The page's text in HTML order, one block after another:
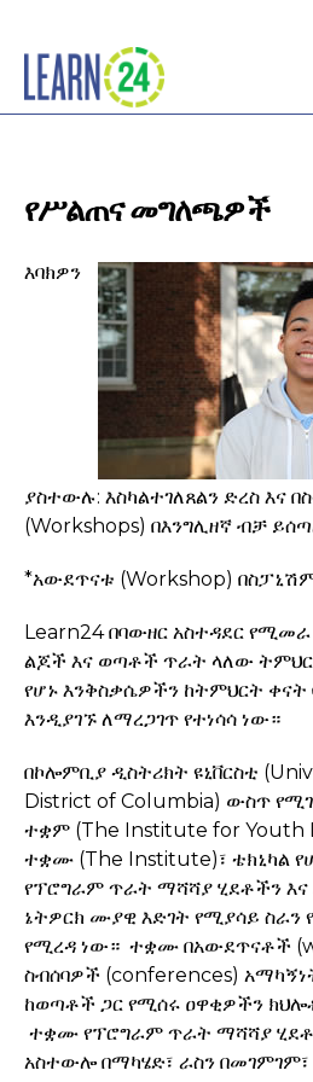
የሥልጠና መግለጫዎች
እባክዎን
ያስተውሉ: እስካልተገለጸልን ድረስ እና
(Workshops) በእንግሊዘኛ ብቻ
*አውደጥናቱ (Workshop)
Learn24 በባውዘር አስተዳደር
ልጆች እና ወጣቶች ጥራት ላለው
የሆኑ እንቅስቃሴዎችን ከትምህርት ቀናት
እንዲያገኙ ለማረጋገጥ የተነሳሳ ነው።
በኮሎምቢያ ዲስትሪክት ዩኒቨርስቲ
District of Columbia) ውስጥ
ተቋም (The Institute for Youth
ተቋሙ (The Institute)፣ ቴክኒካል
የፕሮግራም ጥራት ማሻሻያ ሂደቶችን እና
ኔትዎርክ ሙያዊ እድገት የሚያሳይ ስራን
የሚረዳ ነው። ተቋሙ በአውደጥናቶች
ስብሰባዎች (conferences)
ከወጣቶች ጋር የሚሰሩ ዐዋቂዎችን
ተቋሙ የፕሮግራም ጥራት ማሻሻያ
አስተውሎ በማካሄድ፣ ራስን በመገምገም፣